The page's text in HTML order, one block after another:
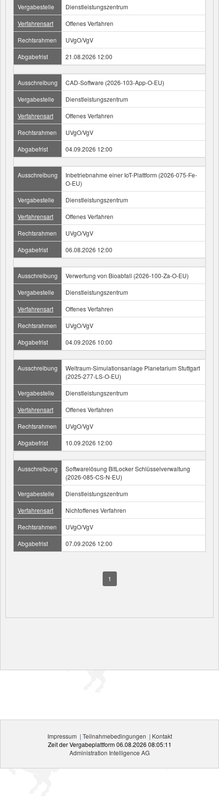
Vergabestelle
Dienstleistungszentrum
Verfahrensart
Offenes Verfahren
Rechtsrahmen
UVgO/VgV
Abgabefrist
21.08.2026 12:00
Ausschreibung
CAD-Software (2026-103-App-O-EU)
Vergabestelle
Dienstleistungszentrum
Verfahrensart
Offenes Verfahren
Rechtsrahmen
UVgO/VgV
Abgabefrist
04.09.2026 12:00
Ausschreibung
Inbetriebnahme einer IoT-Plattform (2026-075-Fe-
O-EU)
Vergabestelle
Dienstleistungszentrum
Verfahrensart
Offenes Verfahren
Rechtsrahmen
UVgO/VgV
Abgabefrist
06.08.2026 12:00
Ausschreibung
Verwertung von Bioabfall (2026-100-Za-O-EU)
Vergabestelle
Dienstleistungszentrum
Verfahrensart
Offenes Verfahren
Rechtsrahmen
UVgO/VgV
Abgabefrist
04.09.2026 10:00
Ausschreibung
Weltraum-Simulationsanlage Planetarium Stuttgart
(2025-277-LS-O-EU)
Vergabestelle
Dienstleistungszentrum
Verfahrensart
Offenes Verfahren
Rechtsrahmen
UVgO/VgV
Abgabefrist
10.09.2026 12:00
Ausschreibung
Softwarelösung BitLocker Schlüsselverwaltung
(2026-085-CS-N-EU)
Vergabestelle
Dienstleistungszentrum
Verfahrensart
Nichtoffenes Verfahren
Rechtsrahmen
UVgO/VgV
Abgabefrist
07.09.2026 12:00
1
Impressum | Teilnahmebedingungen | Kontakt
Zeit der Vergabeplattform 06.08.2026 08:05:11
Administration Intelligence AG